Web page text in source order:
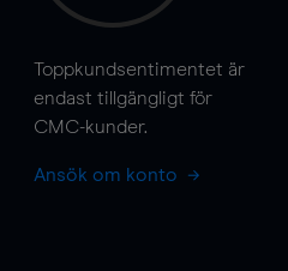
Toppkundsentimentet är
endast tillgängligt för
CMC-kunder.
Ansök om konto